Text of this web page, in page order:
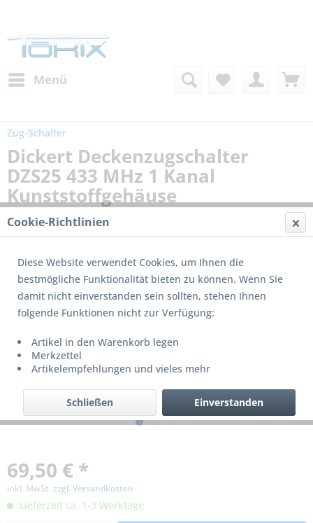
Menü
Zug-Schalter
Dickert Deckenzugschalter
DZS25 433 MHz 1 Kanal
Kunststoffgehäuse
69,50 € *
inkl. MwSt. zzgl. Versandkosten
Lieferzeit ca. 1-3 Werktage
Cookie-Richtlinien
Diese Website verwendet Cookies, um Ihnen die
bestmögliche Funktionalität bieten zu können. Wenn Sie
damit nicht einverstanden sein sollten, stehen Ihnen
folgende Funktionen nicht zur Verfügung:
Artikel in den Warenkorb legen
Merkzettel
Artikelempfehlungen und vieles mehr
Einverstanden
Schließen